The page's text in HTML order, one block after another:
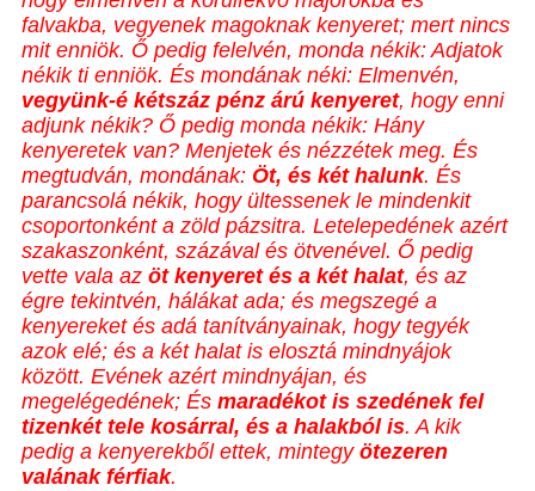
falvakba, vegyenek magoknak kenyeret; mert nincs
mit enniök. Ő pedig felelvén, monda nékik: Adjatok
nékik ti enniök. És mondának néki: Elmenvén,
vegyünk-é kétszáz pénz árú kenyeret, hogy enni
adjunk nékik? Ő pedig monda nékik: Hány
kenyeretek van? Menjetek és nézzétek meg. És
megtudván, mondának: Öt, és két halunk. És
parancsolá nékik, hogy ültessenek le mindenkit
csoportonként a zöld pázsitra. Letelepedének azért
szakaszonként, százával és ötvenével. Ő pedig
vette vala az öt kenyeret és a két halat, és az
égre tekintvén, hálákat ada; és megszegé a
kenyereket és adá tanítványainak, hogy tegyék
azok elé; és a két halat is elosztá mindnyájok
között. Evének azért mindnyájan, és
megelégedének; És maradékot is szedének fel
tizenkét tele kosárral, és a halakból is. A kik
pedig a kenyerekből ettek, mintegy ötezeren
valának férfiak.